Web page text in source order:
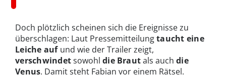
Doch plötzlich scheinen sich die Ereignisse zu
überschlagen: Laut Pressemitteilungtaucht eine
Leiche aufund wie der Trailer zeigt,
verschwindetsowohldie Brautals auchdie
Venus. Damit steht Fabian vor einem Rätsel.